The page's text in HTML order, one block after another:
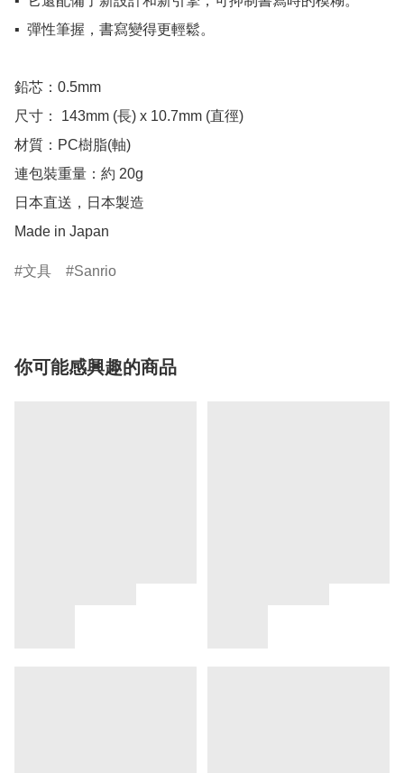
▪️  彈性筆握，書寫變得更輕鬆。
鉛芯：0.5mm
尺寸： 143mm (長) x 10.7mm (直徑)
材質：PC樹脂(軸)
連包裝重量：約 20g
日本直送，日本製造
Made in Japan
文具 Sanrio
你可能感興趣的商品